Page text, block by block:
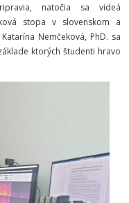
natočia sa videá
stopa v slovenskom a
Nemčeková, PhD. sa
ktorých študenti hravo